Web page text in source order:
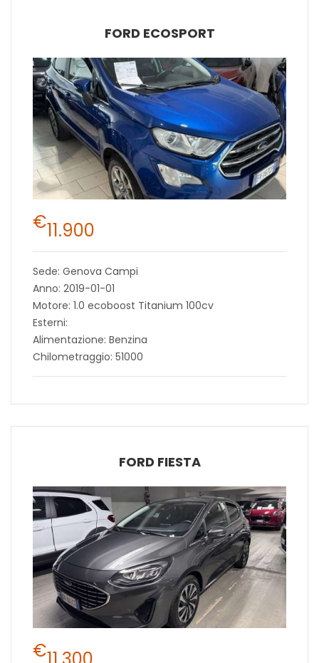
FORD ECOSPORT
€11.900
Sede: Genova Campi
Anno: 2019-01-01
Motore: 1.0 ecoboost Titanium 100cv
Esterni:
Alimentazione: Benzina
Chilometraggio: 51000
FORD FIESTA
€